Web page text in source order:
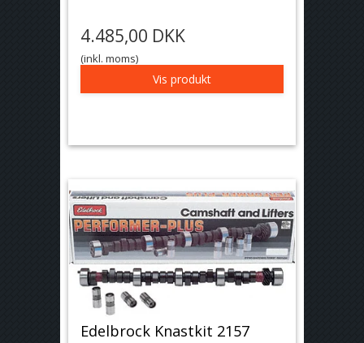
4.485,00 DKK
(inkl. moms)
Vis produkt
Edelbrock Knastkit 2157